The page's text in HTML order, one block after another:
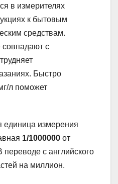
в измерителях
к бытовым
средствам.
совпадают с
Быстро
л поможет
измерения
1/1000000 от
переводе с английского
на миллион.